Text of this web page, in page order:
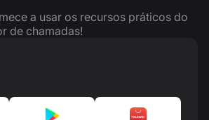
a usar os recursos práticos do
de chamadas!